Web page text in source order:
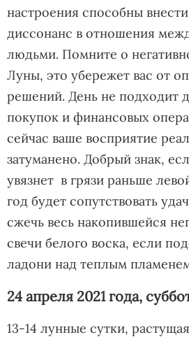
настроения способны
диссонанс в отношения
людьми. Помните о
Луны, это убережет вас от
решений. День не подходит
покупок и финансовых
сейчас ваше восприятие
затуманено. Добрый знак,
увязнет в грязи раньше
год будет сопутствовать
сжечь весь накопившейся
свечи белого воска, если
ладони над теплым
24 апреля 2021 года,
13-14 лунные сутки,